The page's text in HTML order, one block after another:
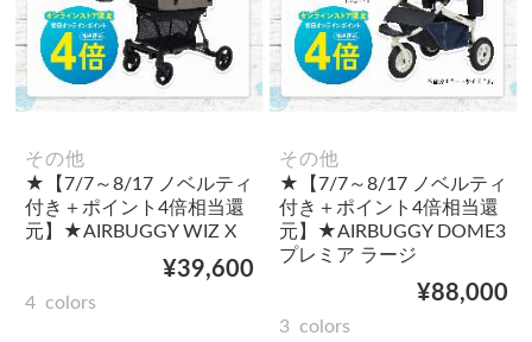
その他
★【7/7～8/17 ノベルティ
付き＋ポイント4倍相当還
元】★AIRBUGGY WIZ X
¥39,600
4 colors
その他
★【7/7～8/17 ノベルティ
付き＋ポイント4倍相当還
元】★AIRBUGGY DOME3
プレミア ラージ
¥88,000
3 colors